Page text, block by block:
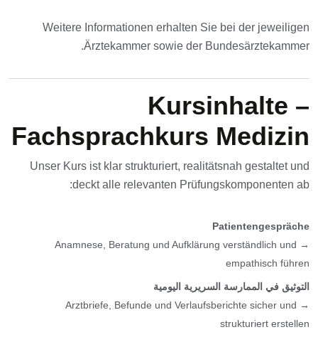
Weitere Informationen erhalten Sie bei der jeweiligen
Ärztekammer sowie der Bundesärztekammer.
Kursinhalte –
Fachsprachkurs Medizin
Unser Kurs ist klar strukturiert, realitätsnah gestaltet und
deckt alle relevanten Prüfungskomponenten ab:
Patientengespräche
→ Anamnese, Beratung und Aufklärung verständlich und
empathisch führen
التوثيق في الممارسة السريرية اليومية
→ Arztbriefe, Befunde und Verlaufsberichte sicher und
strukturiert erstellen